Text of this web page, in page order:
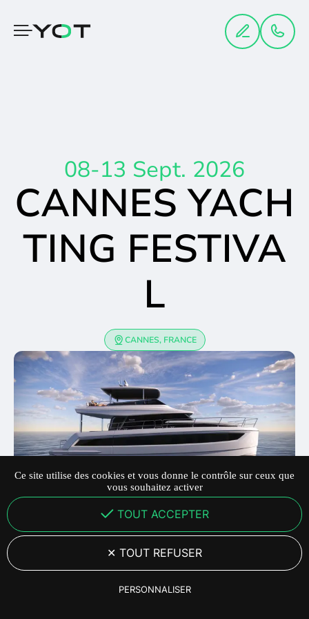
08-13 Sept. 2026
CANNES YACH
TING FESTIVA
L
CANNES, FRANCE
DESCRIPTION
🚀 YOT 53 – Avant-Première Mondiale
Le futur du power cat débarque à Cannes !
8 – 13 septembre 2026|Cannes Yachting
Ce site utilise des cookies et vous donne le contrôle sur ceux que
vous souhaitez activer
TOUT ACCEPTER
TOUT REFUSER
PERSONNALISER